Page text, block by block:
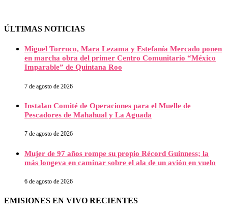
ÚLTIMAS NOTICIAS
Miguel Torruco, Mara Lezama y Estefanía Mercado ponen
en marcha obra del primer Centro Comunitario “México
Imparable” de Quintana Roo
7 de agosto de 2026
Instalan Comité de Operaciones para el Muelle de
Pescadores de Mahahual y La Aguada
7 de agosto de 2026
Mujer de 97 años rompe su propio Récord Guinness; la
más longeva en caminar sobre el ala de un avión en vuelo
6 de agosto de 2026
EMISIONES EN VIVO RECIENTES